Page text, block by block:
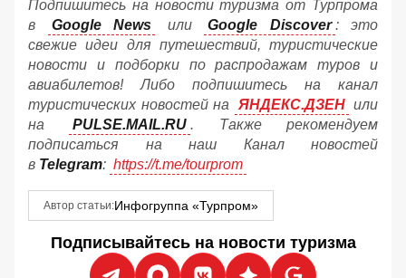
Подпишитесь на новости туризма от Турпрома
в
Google News или Google Discover : это
свежие идеи для путешествий, туристические
новости и подборки по распродажам туров и
авиабилетов! Либо подпишитесь на канал
туристических новостей на
ЯНДЕКС.ДЗЕН или
на
PULSE.MAIL.RU . Также рекомендуем
подписаться на наш Канал новостей
в Telegram: https://t.me/tourprom
Автор статьи:Инфогруппа «Турпром»
Подписывайтесь на новости туризма